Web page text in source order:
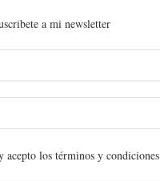
a mi newsletter
acepto los términos y condiciones